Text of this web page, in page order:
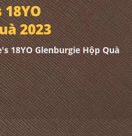
2023
18YO Glenburgie Hộp Quà